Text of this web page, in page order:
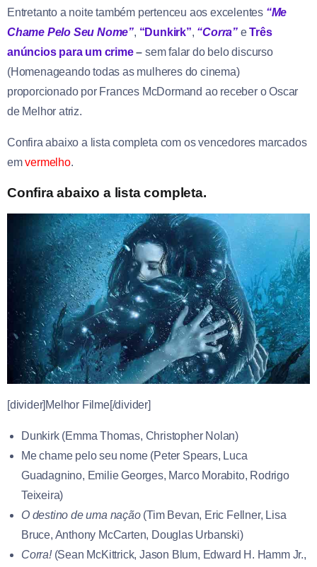
Entretanto a noite também pertenceu aos excelentes “Me
Chame Pelo Seu Nome”, “Dunkirk”, “Corra” eTrês
anúncios para umcrime–sem falar do belo discurso
(Homenageando todas as mulheres do cinema)
proporcionado por Frances McDormand ao receber o Oscar
de Melhor atriz.
Confira abaixo a lista completa com os vencedores marcados
emvermelho.
Confira abaixo a lista completa.
[divider]Melhor Filme[/divider]
Dunkirk (Emma Thomas, Christopher Nolan)
Me chame pelo seu nome (Peter Spears, Luca
Guadagnino, Emilie Georges, Marco Morabito, Rodrigo
Teixeira)
O destino de uma nação(Tim Bevan, Eric Fellner, Lisa
Bruce, Anthony McCarten, Douglas Urbanski)
Corra!(Sean McKittrick,Jason Blum, Edward H. Hamm Jr.,